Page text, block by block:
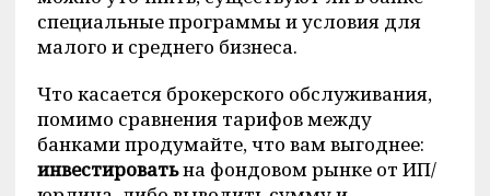
специальные программы и условия для
малого и среднего бизнеса.
Что касается брокерского обслуживания,
помимо сравнения тарифов между
банками продумайте, что вам выгоднее:
инвестироватьна фондовом рынке от ИП/